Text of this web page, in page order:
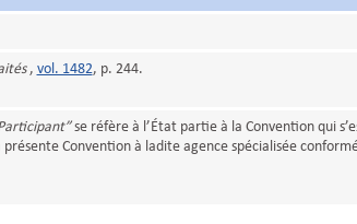
, vol. 1482, p. 244.
se réfère à l’État partie à la Convention qui
Convention à ladite agence spécialisée